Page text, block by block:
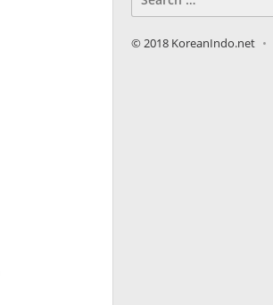
for:
© 2018 KoreanIndo.net